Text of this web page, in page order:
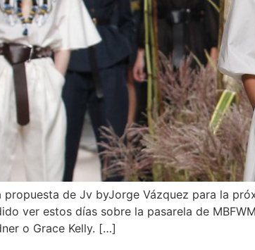
propuesta de Jv byJorge Vázquez para la
ver estos días sobre la pasarela de
o Grace Kelly. […]